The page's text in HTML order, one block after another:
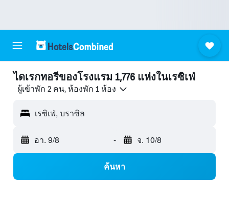
ไดเรกทอรีของโรงแรม 1,776 แห่งในเรซิเฟ่
ผู้เข้าพัก 2 คน, ห้องพัก 1 ห้อง
เรซิเฟ่, บราซิล
อา. 9/8 - จ. 10/8
ค้นหา